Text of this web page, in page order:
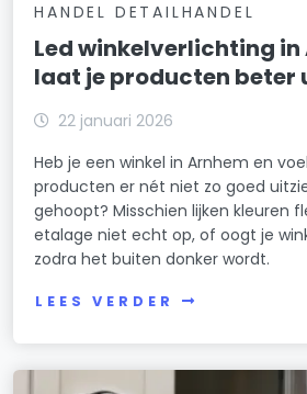
HANDEL DETAILHANDEL
Led winkelverlichting in
laat je producten beter
22 januari 2026
Heb je een winkel in Arnhem en
producten er nét niet zo goed
gehoopt? Misschien lijken kleuren
etalage niet echt op, of oogt je
zodra het buiten donker wordt.
LEES VERDER